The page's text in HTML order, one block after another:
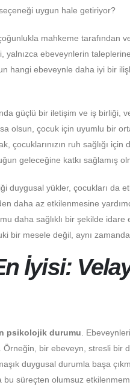
uygun hale getiriyor?
mahkeme tarafından
yalnızca ebeveynlerin
hangi ebeveynle daha iyi bir
güçlü bir iletişim ve iş birliği,
olsun, çocuk için uyumlu bir
çocuklarınızın ruh sağlığı
geleceğine katkı sağlamış
duygusal yükler, çocukları da
daha az etkilenmesine
daha sağlıklı bir şekilde
bir mesele değil, aynı
İyisi:
psikolojik durumu .
bir ebeveyn, stresli bir
duygusal durumla başa
süreçten olumsuz